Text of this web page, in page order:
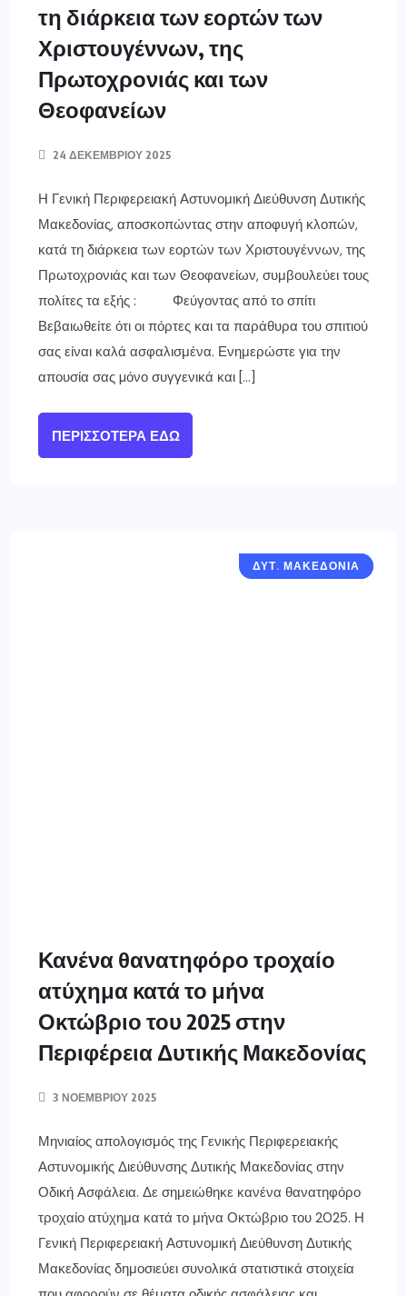
τη διάρκεια των εορτών των
Χριστουγέννων, της
Πρωτοχρονιάς και των
Θεοφανείων
24 ΔΕΚΕΜΒΡΊΟΥ 2025
Η Γενική Περιφερειακή Αστυνομική Διεύθυνση Δυτικής
Μακεδονίας, αποσκοπώντας στην αποφυγή κλοπών,
κατά τη διάρκεια των εορτών των Χριστουγέννων, της
Πρωτοχρονιάς και των Θεοφανείων, συμβουλεύει τους
πολίτες τα εξής : Φεύγοντας από το σπίτι
Βεβαιωθείτε ότι οι πόρτες και τα παράθυρα του σπιτιού
σας είναι καλά ασφαλισμένα. Ενημερώστε για την
απουσία σας µόνο συγγενικά και […]
ΠΕΡΙΣΣΌΤΕΡΑ ΕΔΏ
ΓΡΕΒΕΝΑ
ΔΥΤ. ΜΑΚΕΔΟΝΙΑ
Κανένα θανατηφόρο τροχαίο
ατύχημα κατά το μήνα
Οκτώβριο του 2025 στην
Περιφέρεια Δυτικής Μακεδονίας
3 ΝΟΕΜΒΡΊΟΥ 2025
Μηνιαίος απολογισμός της Γενικής Περιφερειακής
Αστυνομικής Διεύθυνσης Δυτικής Μακεδονίας στην
Οδική Ασφάλεια. Δε σημειώθηκε κανένα θανατηφόρο
τροχαίο ατύχημα κατά το μήνα Οκτώβριο του 2025. Η
Γενική Περιφερειακή Αστυνομική Διεύθυνση Δυτικής
Μακεδονίας δημοσιεύει συνολικά στατιστικά στοιχεία